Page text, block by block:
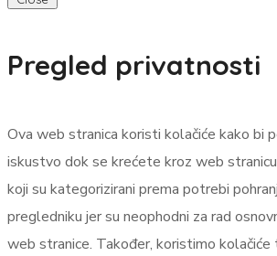
Pregled privatnosti
Ova web stranica koristi kolačiće kako bi
iskustvo dok se krećete kroz web
koji su kategorizirani prema potrebi
pregledniku jer su neophodni za rad
web stranice. Također, koristimo kolačiće